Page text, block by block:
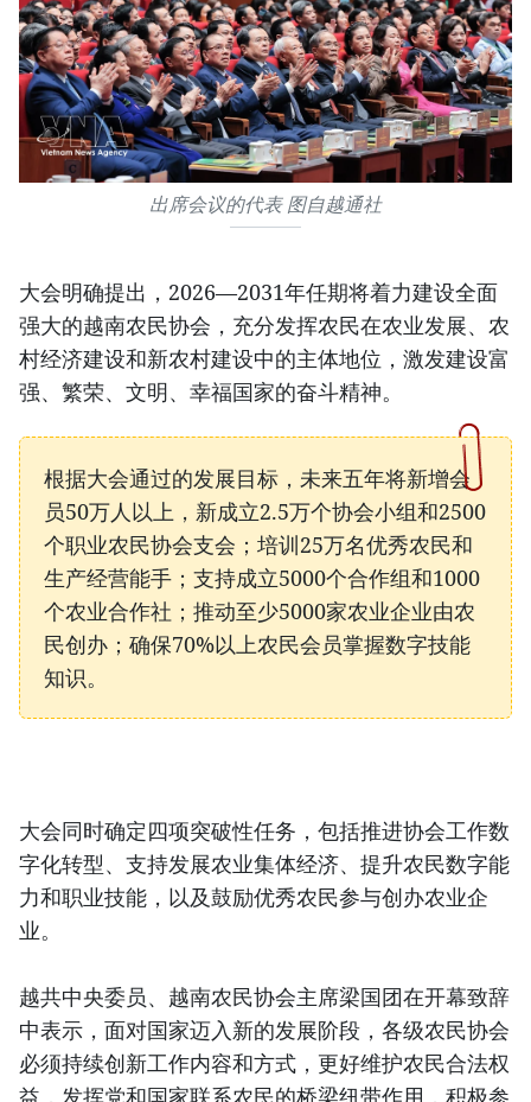
出席会议的代表 图自越通社
大会明确提出，2026—2031年任期将着力建设全面
强大的越南农民协会，充分发挥农民在农业发展、农
村经济建设和新农村建设中的主体地位，激发建设富
强、繁荣、文明、幸福国家的奋斗精神。
根据大会通过的发展目标，未来五年将新增会
员50万人以上，新成立2.5万个协会小组和2500
个职业农民协会支会；培训25万名优秀农民和
生产经营能手；支持成立5000个合作组和1000
个农业合作社；推动至少5000家农业企业由农
民创办；确保70%以上农民会员掌握数字技能
知识。
大会同时确定四项突破性任务，包括推进协会工作数
字化转型、支持发展农业集体经济、提升农民数字能
力和职业技能，以及鼓励优秀农民参与创办农业企
业。
越共中央委员、越南农民协会主席梁国团在开幕致辞
中表示，面对国家迈入新的发展阶段，各级农民协会
必须持续创新工作内容和方式，更好维护农民合法权
益，发挥党和国家联系农民的桥梁纽带作用，积极参